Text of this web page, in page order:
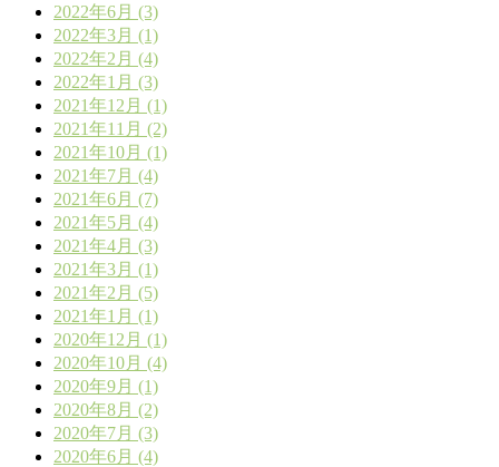
2022年6月 (3)
2022年3月 (1)
2022年2月 (4)
2022年1月 (3)
2021年12月 (1)
2021年11月 (2)
2021年10月 (1)
2021年7月 (4)
2021年6月 (7)
2021年5月 (4)
2021年4月 (3)
2021年3月 (1)
2021年2月 (5)
2021年1月 (1)
2020年12月 (1)
2020年10月 (4)
2020年9月 (1)
2020年8月 (2)
2020年7月 (3)
2020年6月 (4)